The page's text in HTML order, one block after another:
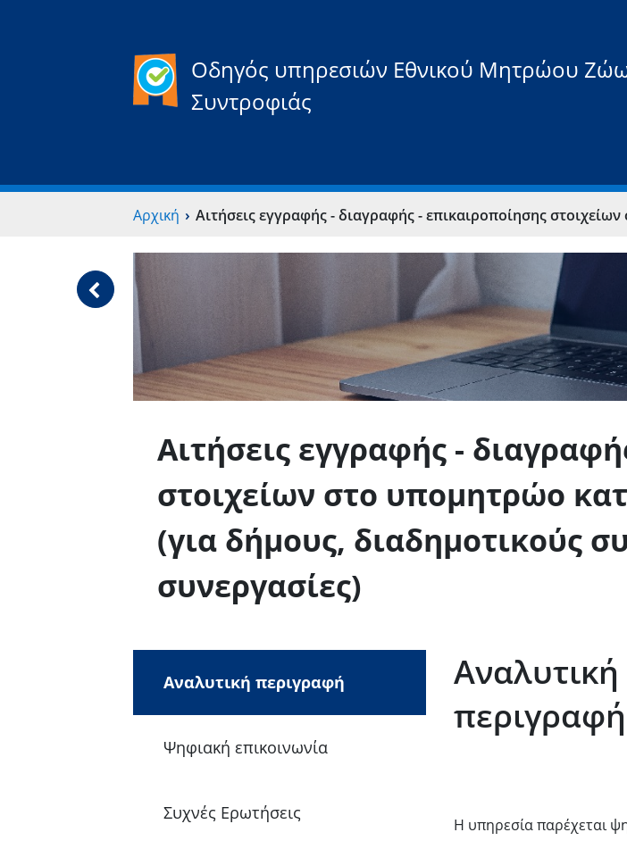
Οδηγός υπηρεσιών Εθνικού Μητρώου
Συντροφιάς
Αρχική › Αιτήσεις εγγραφής - διαγραφής - επικαιροποίησης στοιχείων στο υπομητρώο
Αιτήσεις εγγραφής -
στοιχείων στο υπομητρώο
(για δήμους, διαδημοτικούς
συνεργασίες)
Αναλυτική περιγραφή
Ψηφιακή επικοινωνία
Συχνές Ερωτήσεις
Αναλυτική
περιγραφή
Η υπηρεσία παρέχεται